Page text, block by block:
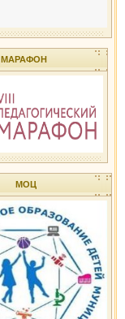
МАРАФОН
МОЦ